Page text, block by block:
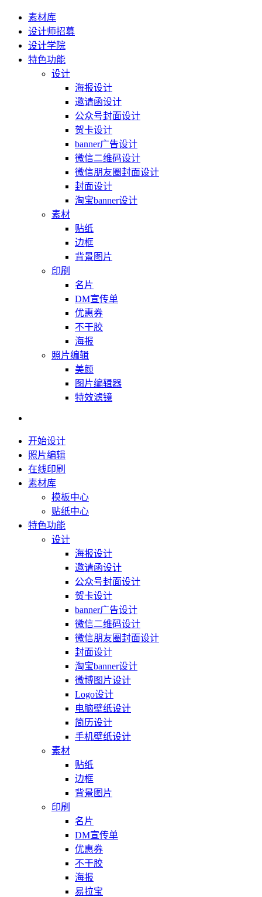
素材库
设计师招募
设计学院
特色功能
设计
海报设计
邀请函设计
公众号封面设计
贺卡设计
banner广告设计
微信二维码设计
微信朋友圈封面设计
封面设计
淘宝banner设计
素材
贴纸
边框
背景图片
印刷
名片
DM宣传单
优惠券
不干胶
海报
照片编辑
美颜
图片编辑器
特效滤镜
开始设计
照片编辑
在线印刷
素材库
模板中心
贴纸中心
特色功能
设计
海报设计
邀请函设计
公众号封面设计
贺卡设计
banner广告设计
微信二维码设计
微信朋友圈封面设计
封面设计
淘宝banner设计
微博图片设计
Logo设计
电脑壁纸设计
简历设计
手机壁纸设计
素材
贴纸
边框
背景图片
印刷
名片
DM宣传单
优惠券
不干胶
海报
易拉宝